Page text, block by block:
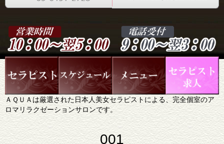
ＡＱＵＡは厳選された日本人美女セラピストによる、完全個室のア
ロマリラクゼーションサロンです。
001